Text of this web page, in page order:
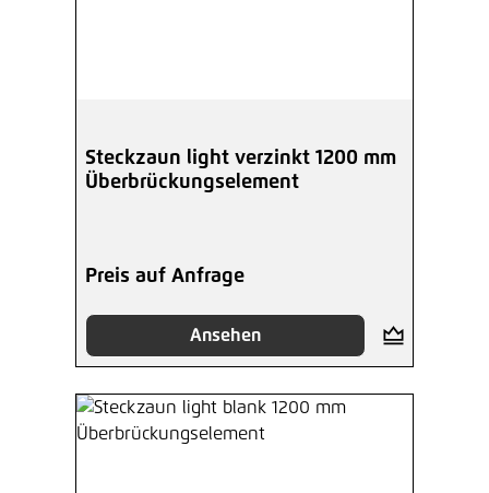
Steckzaun light verzinkt 1200 mm
Überbrückungselement
Preis auf Anfrage
Ansehen